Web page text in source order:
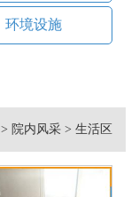
环境设施
> 院内风采 > 生活区